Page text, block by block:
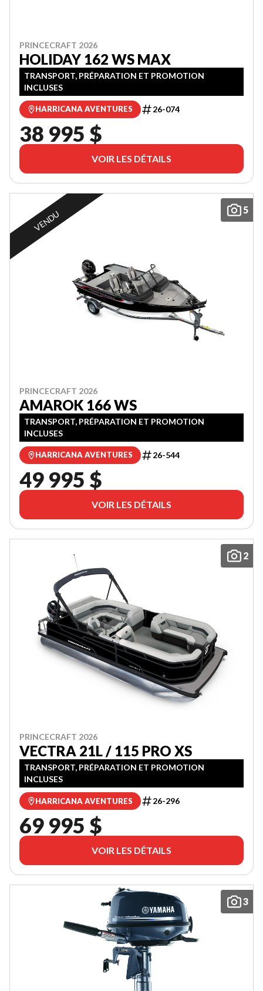
PRINCECRAFT 2026
HOLIDAY 162 WS MAX
TRANSPORT, PRÉPARATION ET PROMOTION
INCLUSES
HARRICANA AVENTURES 26-074
38 995 $
VOIR LES DÉTAILS
5
VENDU
PRINCECRAFT 2026
AMAROK 166 WS
TRANSPORT, PRÉPARATION ET PROMOTION
INCLUSES
HARRICANA AVENTURES 26-544
49 995 $
VOIR LES DÉTAILS
2
PRINCECRAFT 2026
VECTRA 21L / 115 PRO XS
TRANSPORT, PRÉPARATION ET PROMOTION
INCLUSES
HARRICANA AVENTURES 26-296
69 995 $
VOIR LES DÉTAILS
3